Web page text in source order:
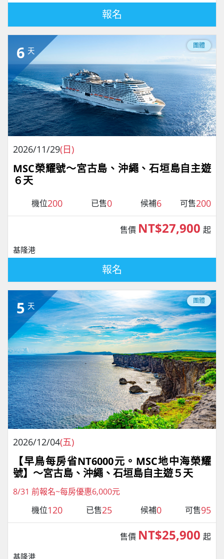
報名
6 天
團體
2026/11/29(日)
MSC榮耀號～宮古島、沖繩、石垣島自主遊
６天
機位200 已售0 候補6 可售200
基隆港
售價 NT$27,900 起
報名
5 天
團體
2026/12/04(五)
【早鳥每房省NT6000元。MSC地中海榮耀
號】～宮古島、沖繩、石垣島自主遊５天
8/31 前報名~每房優惠6,000元
機位120 已售25 候補0 可售95
基隆港
售價 NT$25,900 起